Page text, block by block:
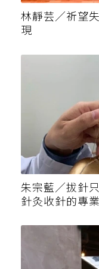
林靜芸／祈望
現
朱宗藍／拔針
針灸收針的專